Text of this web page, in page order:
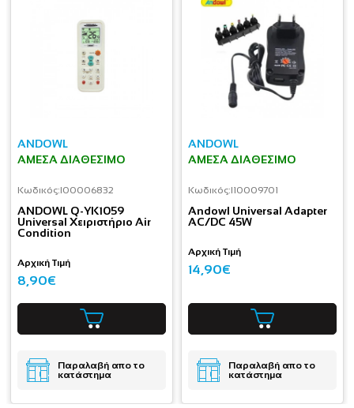
ANDOWL
ΆΜΕΣΑ ΔΙΑΘΈΣΙΜΟ
Κωδικός:I00006832
ANDOWL Q-YK1059
Universal Xειριστήριο Air
Condition
Αρχική Τιμή
8,90€
Παραλαβή απο το
κατάστημα
ANDOWL
ΆΜΕΣΑ ΔΙΑΘΈΣΙΜΟ
Κωδικός:I10009701
Andowl Universal Adapter
AC/DC 45W
Αρχική Τιμή
14,90€
Παραλαβή απο το
κατάστημα